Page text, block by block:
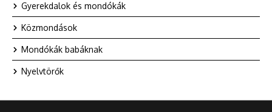
Gyerekdalok és mondókák
Közmondások
Mondókák babáknak
Nyelvtörők